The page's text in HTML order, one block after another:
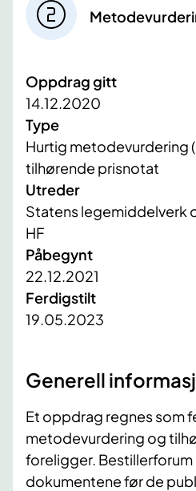
Oppdrag gitt
14.12.2020
Type
Hurtig metodevurdering
tilhørende prisnotat
Utreder
Statens legemiddelverk
HF
Påbegynt
22.12.2021
Ferdigstilt
19.05.2023
​Generell
​Et oppdrag regnes som
metodevurdering og
foreligger.
dokumentene før de